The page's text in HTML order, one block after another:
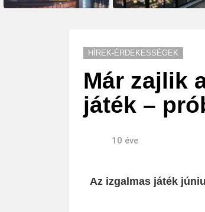
HÍREK-ÉRDEKESSÉGEK
Már zajlik
játék –
10 éve
Az izgalmas játék